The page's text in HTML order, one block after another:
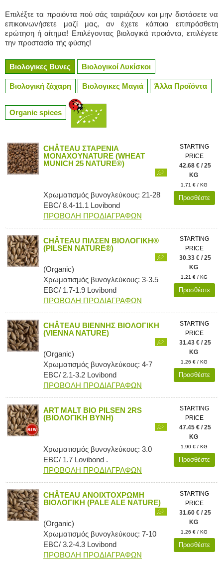
Επιλέξτε τα προιόντα πού σάς ταιριάζουν και μην διστάσετε να
επικοινωνήσετε μαζί μας, αν έχετε κάποια επιπρόσθετη
ερώτηση ή αίτημα! Επιλέγοντας βιολογικά προιόντα, επιλέγετε
την προστασία τής φύσης!
Βιολογικες Βυνες Βιολογικοί Λυκίσκοι
Βιολογική ζάχαρη Βιολογικες Μαγιά Άλλα Προϊόντα
Organic spices
CHÂTEAU ΣΤΑΡΕΝΙΑ
ΜΟΝΑΧΟΥNATURE (WHEAT
MUNICH 25 NATURE®)
Χρωματισμός βυνογλεύκους: 21-28
EBC/ 8.4-11.1 Lovibond
ΠΡΟΒΟΛΗ ΠΡΟΔΙΑΓΡΑΦΩΝ
STARTING
PRICE
42.68 € / 25
KG
1.71 € / KG
Προσθέστε
CHÂTEAU ΠΙΛΣΕΝ ΒΙΟΛΟΓΙΚΗ®
(PILSEN NATURE®)
(Organic)
Χρωματισμός βυνογλεύκους: 3-3.5
EBC/ 1.7-1.9 Lovibond
ΠΡΟΒΟΛΗ ΠΡΟΔΙΑΓΡΑΦΩΝ
STARTING
PRICE
30.33 € / 25
KG
1.21 € / KG
Προσθέστε
CHÂTEAU ΒΙΕΝΝΗΣ ΒΙΟΛΟΓΙΚΗ
(VIENNA NATURE)
(Organic)
Χρωματισμός βυνογλεύκους: 4-7
EBC/ 2.1-3.2 Lovibond
ΠΡΟΒΟΛΗ ΠΡΟΔΙΑΓΡΑΦΩΝ
STARTING
PRICE
31.43 € / 25
KG
1.26 € / KG
Προσθέστε
ART MALT BIO PILSEN 2RS
(ΒΙΟΛΟΓΙΚΗ ΒΥΝΗ)
Χρωματισμός βυνογλεύκους: 3.0
EBC/ 1.7 Lovibond .
ΠΡΟΒΟΛΗ ΠΡΟΔΙΑΓΡΑΦΩΝ
STARTING
PRICE
47.45 € / 25
KG
1.90 € / KG
Προσθέστε
CHÂTEAU ΑΝΟΙΧΤΟΧΡΩΜΗ
ΒΙΟΛΟΓΙΚΗ (PALE ALE NATURE)
(Organic)
Χρωματισμός βυνογλεύκους: 7-10
EBC/ 3.2-4.3 Lovibond
ΠΡΟΒΟΛΗ ΠΡΟΔΙΑΓΡΑΦΩΝ
STARTING
PRICE
31.60 € / 25
KG
1.26 € / KG
Προσθέστε